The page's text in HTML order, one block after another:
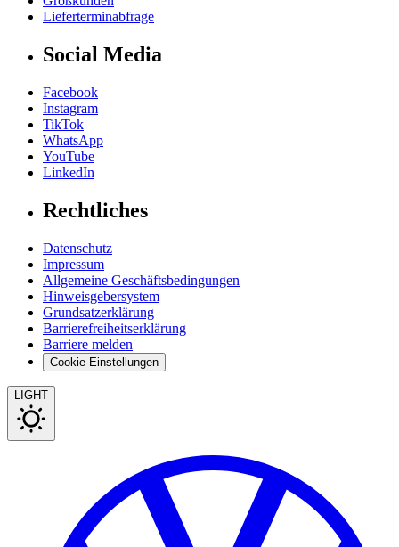
Lieferterminabfrage
Social Media
Facebook
Instagram
TikTok
WhatsApp
YouTube
LinkedIn
Rechtliches
Datenschutz
Impressum
Allgemeine Geschäftsbedingungen
Hinweisgebersystem
Grundsatzerklärung
Barrierefreiheitserklärung
Barriere melden
Cookie-Einstellungen
LIGHT